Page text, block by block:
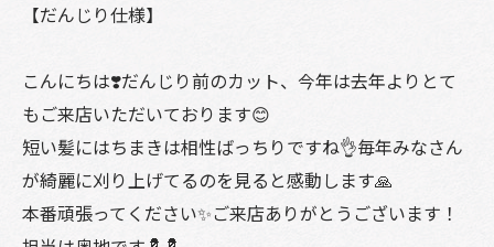
【だんじり仕様】
こんにちは❣️だんじり前のカット、今年は去年よりとて
もご来店いただいております😊
短い髪にはちまきは相性ばっちりですね👌毎年みなさん
が綺麗に刈り上げてるのを見ると感動します🙏
本番頑張ってください✨ご来店ありがとうございます！